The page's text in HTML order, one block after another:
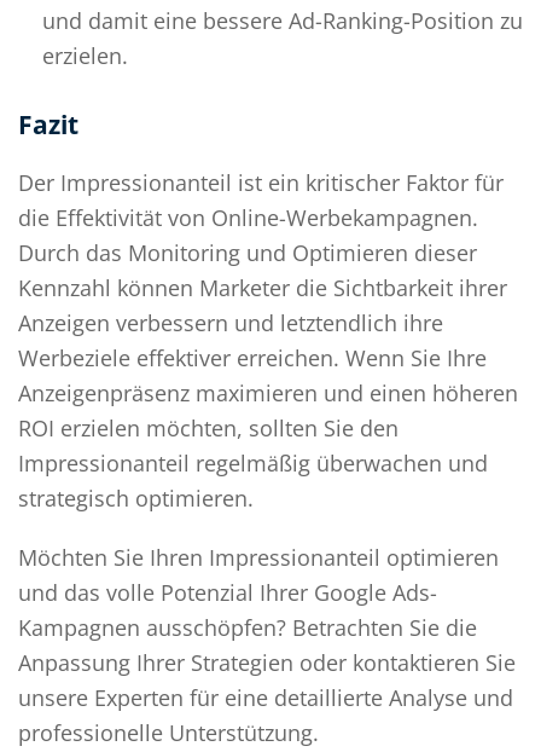
und damit eine bessere Ad-Ranking-Position zu
erzielen.
Fazit
Der Impressionanteil ist ein kritischer Faktor für
die Effektivität von Online-Werbekampagnen.
Durch das Monitoring und Optimieren dieser
Kennzahl können Marketer die Sichtbarkeit ihrer
Anzeigen verbessern und letztendlich ihre
Werbeziele effektiver erreichen. Wenn Sie Ihre
Anzeigenpräsenz maximieren und einen höheren
ROI erzielen möchten, sollten Sie den
Impressionanteil regelmäßig überwachen und
strategisch optimieren.
Möchten Sie Ihren Impressionanteil optimieren
und das volle Potenzial Ihrer Google Ads-
Kampagnen ausschöpfen? Betrachten Sie die
Anpassung Ihrer Strategien oder kontaktieren Sie
unsere Experten für eine detaillierte Analyse und
professionelle Unterstützung.